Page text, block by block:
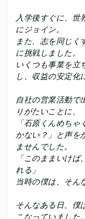
入学後すぐに、世
にジョイン。
また、志を同じく
に挑戦しました。
いくつも事業を立
し、収益の安定化
自社の営業活動で
りがたいことに、
「石原くんめち
かない？」と声を
ませんでした。
「このままいけ
れる」
当時の僕は、そん
そんなある日、僕
こなっていました。